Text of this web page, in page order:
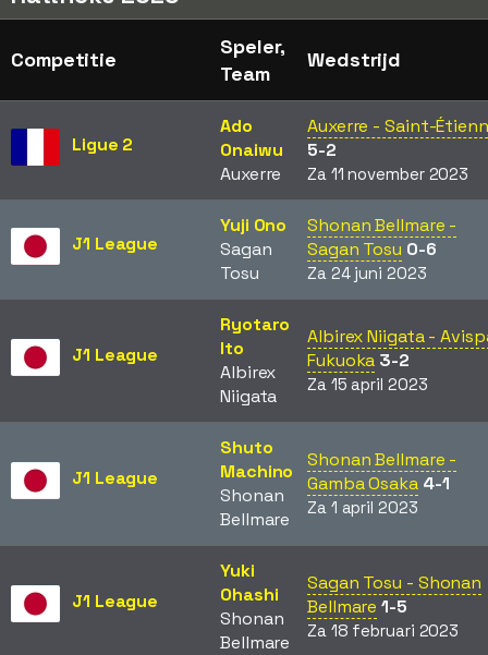
Competitie
Speler,
Team
Wedstrijd
Ligue 2
Ado
Onaiwu
Auxerre
Auxerre - Saint-
5-2
Za 11 november 2023
J1 League
Yuji Ono
Sagan
Tosu
Shonan Bellmare -
Sagan Tosu 0-6
Za 24 juni 2023
J1 League
Ryotaro
Ito
Albirex
Niigata
Albirex Niigata -
Fukuoka 3-2
Za 15 april 2023
J1 League
Shuto
Machino
Shonan
Bellmare
Shonan Bellmare -
Gamba Osaka 4-1
Za 1 april 2023
J1 League
Yuki
Ohashi
Shonan
Bellmare
Sagan Tosu - Shonan
Bellmare 1-5
Za 18 februari 2023